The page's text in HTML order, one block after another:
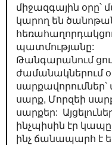
միջազգային օրը՝
կարող են
պատմությանը:
Թանգարանում
ժամանակներում
սարք, Մորզեի
սարքեր:
ինչպիսին էր
ինչ ճանապարհ է